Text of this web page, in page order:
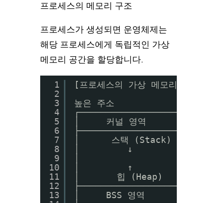
프로세스의 메모리 구조
프로세스가 생성되면 운영체제는
해당 프로세스에게 독립적인 가상
메모리 공간을 할당합니다.
1
2
3
4
5
6
7
8
9
10
11
12
13
[프로세스의 가상 메모리 레이아
높은 주소
┌─────────────────────┐
│     커널 영역        │ ←
├─────────────────────┤
│      스택 (Stack)   │ ←
│         ↓           │
│         ↑           │
│       힙 (Heap)     │ ←
├─────────────────────┤
│     BSS 영역        │ ←